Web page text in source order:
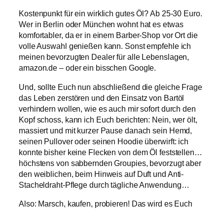
Kostenpunkt für ein wirklich gutes Öl? Ab 25-30 Euro.
Wer in Berlin oder München wohnt hat es etwas
komfortabler, da er in einem Barber-Shop vor Ort die
volle Auswahl genießen kann. Sonst empfehle ich
meinen bevorzugten Dealer für alle Lebenslagen,
amazon.de – oder ein bisschen Google.
Und, sollte Euch nun abschließend die gleiche Frage
das Leben zerstören und den Einsatz von Bartöl
verhindern wollen, wie es auch mir sofort durch den
Kopf schoss, kann ich Euch berichten: Nein, wer ölt,
massiert und mit kurzer Pause danach sein Hemd,
seinen Pullover oder seinen Hoodie überwirft: ich
konnte bisher keine Flecken von dem Öl feststellen…
höchstens von sabbernden Groupies, bevorzugt aber
den weiblichen, beim Hinweis auf Duft und Anti-
Stacheldraht-Pflege durch tägliche Anwendung…
Also: Marsch, kaufen, probieren! Das wird es Euch